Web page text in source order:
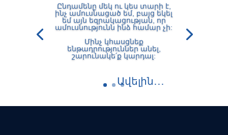
Ընդամենը մեկ ու կես տարի է,
ինչ ամուսնացած եմ, բայց եկել
եմ այն եզրակացության, որ
ամուսնությունն ինձ համար չի:
Մինչ կհասցնեք
ենթադրություններ անել,
շարունակե՛ք կարդալ:
Ավելին․․․